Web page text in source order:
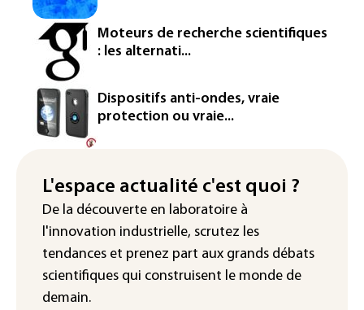
France
L'Arabie saoudite, le Pakistan et la
Turquie ont signé un accord de défense
Le Sri Lanka bloque près de 100
nouveaux sites de paris en ligne non
autorisés
trimestre 2026, avec la hausse des prix
du pétrole
Moteurs de recherche scientifiques
: les alternati...
Dispositifs anti-ondes, vraie
protection ou vraie...
L'espace actualité c'est quoi ?
De la découverte en laboratoire à
l'innovation industrielle, scrutez les
tendances et prenez part aux grands débats
scientifiques qui construisent le monde de
demain.